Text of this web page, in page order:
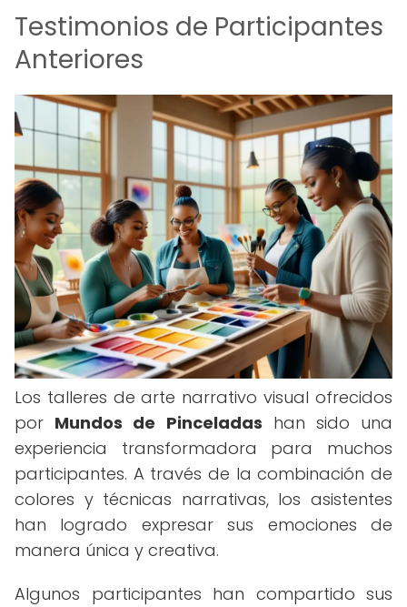
Testimonios de Participantes
Anteriores
Los talleres de arte narrativo visual ofrecidos
por Mundos de Pinceladas han sido una
experiencia transformadora para muchos
participantes. A través de la combinación de
colores y técnicas narrativas, los asistentes
han logrado expresar sus emociones de
manera única y creativa.
Algunos participantes han compartido sus